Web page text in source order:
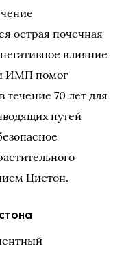
острая почечная
влияние
ИМП помог
70 лет для
путей
Цистон.